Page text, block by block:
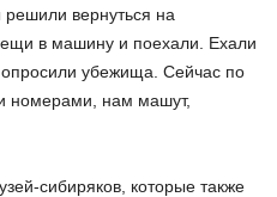
вернуться на
в машину и поехали. Ехали
убежища. Сейчас по
номерами, нам машут,
сибиряков, которые также